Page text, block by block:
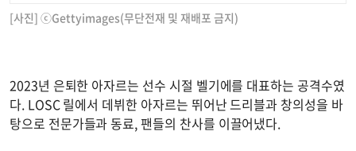
[사진] ⓒGettyimages(무단전재 및 재배포 금지)
2023년 은퇴한 아자르는 선수 시절 벨기에를 대표하는 공격수였
다. LOSC 릴에서 데뷔한 아자르는 뛰어난 드리블과 창의성을 바
탕으로 전문가들과 동료, 팬들의 찬사를 이끌어냈다.